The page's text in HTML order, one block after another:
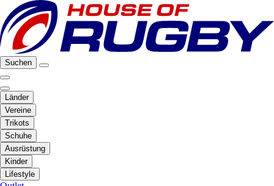
Suchen
Länder
Vereine
Trikots
Schuhe
Ausrüstung
Kinder
Lifestyle